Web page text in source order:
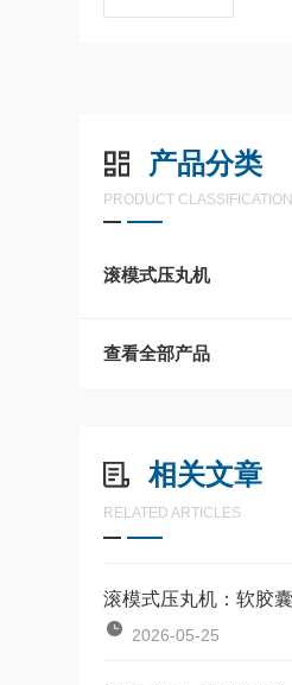
产品分类
PRODUCT CLASSIFICATION
滚模式压丸机
查看全部产品
相关文章
RELATED ARTICLES
2026-05-25